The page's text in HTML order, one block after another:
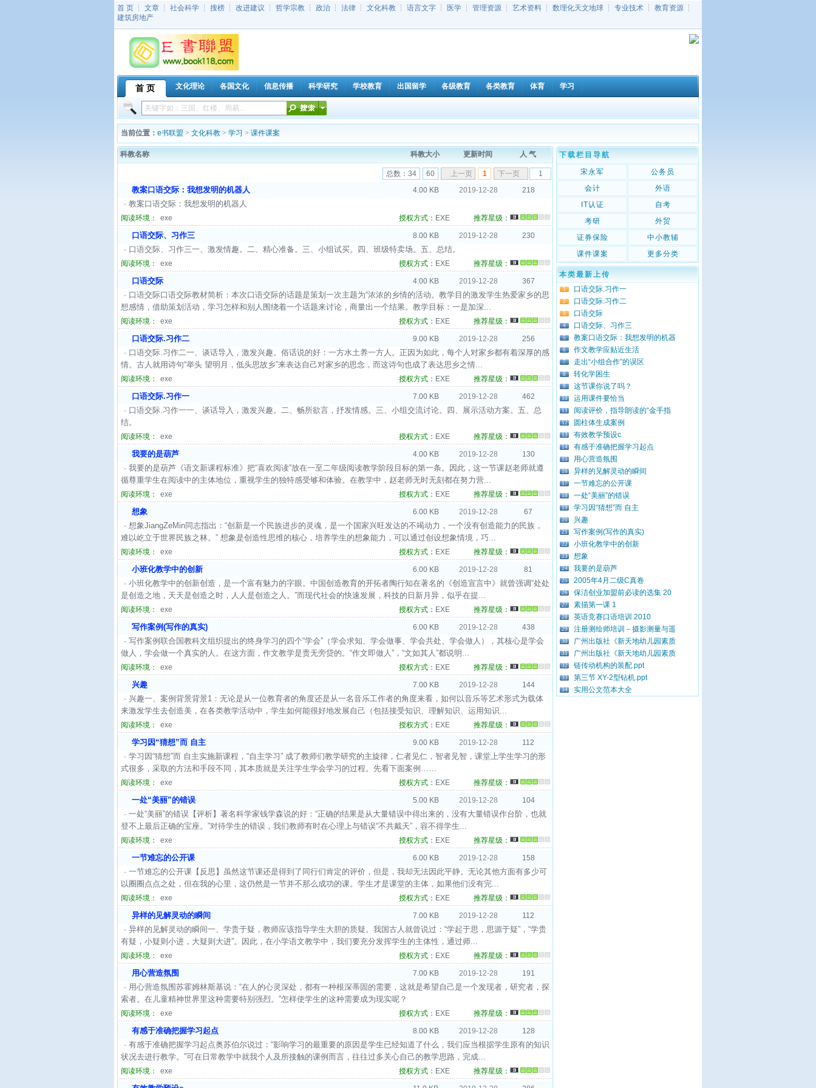
首 页 ┆ 文章 ┆ 社会科学 ┆ 搜榜 ┆ 改进建议 ┆ 哲学宗教 ┆ 政治 ┆ 法律 ┆ 文化科教 ┆ 语言文字 ┆ 医学 ┆ 管理资源 ┆ 艺术资料 ┆ 数理化天文地球 ┆ 专业技术 ┆ 教育资源 ┆
建筑房地产
首 页 文化理论 各国文化 信息传播 科学研究 学校教育 出国留学 各级教育 各类教育 体育 学习
当前位置： e书联盟 > 文化科教 > 学习 > 课件课案
科教名称 科教大小 更新时间 人 气
总数：34 60 上一页 1 下一页
教案口语交际：我想发明的机器人 4.00 KB 2019-12-28 218
· 教案口语交际：我想发明的机器人
阅读环境： exe 授权方式： EXE 推荐星级：
口语交际、习作三 8.00 KB 2019-12-28 230
· 口语交际、习作三一、激发情趣。二、精心准备。三、小组试买。四、班级特卖场。五、总结。
阅读环境： exe 授权方式： EXE 推荐星级：
口语交际 4.00 KB 2019-12-28 367
· 口语交际口语交际教材简析：本次口语交际的话题是策划一次主题为“浓浓的乡情的活动。教学目的激发学生热爱家乡的思
想感情，借助策划活动，学习怎样和别人围绕着一个话题来讨论，商量出一个结果。教学目标：一是加深...
阅读环境： exe 授权方式： EXE 推荐星级：
口语交际.习作二 9.00 KB 2019-12-28 256
· 口语交际.习作二一、谈话导入，激发兴趣。俗话说的好：一方水土养一方人。正因为如此，每个人对家乡都有着深厚的感
情。古人就用诗句“举头 望明月，低头思故乡”来表达自己对家乡的思念，而这诗句也成了表达思乡之情...
阅读环境： exe 授权方式： EXE 推荐星级：
口语交际.习作一 7.00 KB 2019-12-28 462
· 口语交际.习作一一、谈话导入，激发兴趣。二、畅所欲言，抒发情感。三、小组交流讨论。四、展示活动方案。五、总
结。
阅读环境： exe 授权方式： EXE 推荐星级：
我要的是葫芦 4.00 KB 2019-12-28 130
· 我要的是葫芦《语文新课程标准》把“喜欢阅读”放在一至二年级阅读教学阶段目标的第一条。因此，这一节课赵老师就遵
循尊重学生在阅读中的主体地位，重视学生的独特感受够和体验。在教学中，赵老师无时无刻都在努力营...
阅读环境： exe 授权方式： EXE 推荐星级：
想象 6.00 KB 2019-12-28 67
· 想象JiangZeMin同志指出：“创新是一个民族进步的灵魂，是一个国家兴旺发达的不竭动力，一个没有创造能力的民族，
难以屹立于世界民族之林。” 想象是创造性思维的核心，培养学生的想象能力，可以通过创设想象情境，巧...
阅读环境： exe 授权方式： EXE 推荐星级：
小班化教学中的创新 6.00 KB 2019-12-28 81
· 小班化教学中的创新创造，是一个富有魅力的字眼。中国创造教育的开拓者陶行知在著名的《创造宣言中》就曾强调“处处
是创造之地，天天是创造之时，人人是创造之人。”而现代社会的快速发展，科技的日新月异，似乎在提...
阅读环境： exe 授权方式： EXE 推荐星级：
写作案例(写作的真实) 6.00 KB 2019-12-28 438
· 写作案例联合国教科文组织提出的终身学习的四个“学会”（学会求知、学会做事、学会共处、学会做人），其核心是学会
做人，学会做一个真实的人。在这方面，作文教学是责无旁贷的。“作文即做人”，“文如其人”都说明...
阅读环境： exe 授权方式： EXE 推荐星级：
兴趣 7.00 KB 2019-12-28 144
· 兴趣一、案例背景背景1：无论是从一位教育者的角度还是从一名音乐工作者的角度来看，如何以音乐等艺术形式为载体
来激发学生去创造美，在各类教学活动中，学生如何能很好地发展自己（包括接受知识、理解知识、运用知识...
阅读环境： exe 授权方式： EXE 推荐星级：
学习因“猜想”而 自主 9.00 KB 2019-12-28 112
· 学习因“猜想”而 自主实施新课程，“自主学习” 成了教师们教学研究的主旋律，仁者见仁，智者见智，课堂上学生学习的形
式很多，采取的方法和手段不同，其本质就是关注学生学会学习的过程。先看下面案例……
阅读环境： exe 授权方式： EXE 推荐星级：
一处“美丽”的错误 5.00 KB 2019-12-28 104
· 一处“美丽”的错误【评析】著名科学家钱学森说的好：“正确的结果是从大量错误中得出来的，没有大量错误作台阶，也就
登不上最后正确的宝座。”对待学生的错误，我们教师有时在心理上与错误“不共戴天”，容不得学生...
阅读环境： exe 授权方式： EXE 推荐星级：
一节难忘的公开课 6.00 KB 2019-12-28 158
· 一节难忘的公开课【反思】虽然这节课还是得到了同行们肯定的评价，但是，我却无法因此平静。无论其他方面有多少可
以圈圈点点之处，但在我的心里，这仍然是一节并不那么成功的课。学生才是课堂的主体，如果他们没有完...
阅读环境： exe 授权方式： EXE 推荐星级：
异样的见解灵动的瞬间 7.00 KB 2019-12-28 112
· 异样的见解灵动的瞬间一、学贵于疑，教师应该指导学生大胆的质疑。我国古人就曾说过：“学起于思，思源于疑”，“学贵
有疑，小疑则小进，大疑则大进”。因此，在小学语文教学中，我们要充分发挥学生的主体性，通过师...
阅读环境： exe 授权方式： EXE 推荐星级：
用心营造氛围 7.00 KB 2019-12-28 191
· 用心营造氛围苏霍姆林斯基说：“在人的心灵深处，都有一种根深蒂固的需要，这就是希望自己是一个发现者，研究者，探
索者。在儿童精神世界里这种需要特别强烈。”怎样使学生的这种需要成为现实呢？
阅读环境： exe 授权方式： EXE 推荐星级：
有感于准确把握学习起点 8.00 KB 2019-12-28 128
· 有感于准确把握学习起点奥苏伯尔说过：“影响学习的最重要的原因是学生已经知道了什么，我们应当根据学生原有的知识
状况去进行教学。”可在日常教学中就我个人及所接触的课例而言，往往过多关心自己的教学思路，完成...
阅读环境： exe 授权方式： EXE 推荐星级：
下载栏目导航
宋永军
公务员
会计
外语
IT认证
自考
考研
外贸
证券保险
中小教辅
课件课案
更多分类
本类最新上传
1 口语交际.习作一
2 口语交际.习作二
3 口语交际
4 口语交际、习作三
5 教案口语交际：我想发明的机器
6 作文教学应贴近生活
7 走出“小组合作”的误区
8 转化学困生
9 这节课你说了吗？
10 运用课件要恰当
11 阅读评价，指导朗读的“金手指
12 圆柱体生成案例
13 有效教学预设c
14 有感于准确把握学习起点
15 用心营造氛围
16 异样的见解灵动的瞬间
17 一节难忘的公开课
18 一处“美丽”的错误
19 学习因“猜想”而 自主
20 兴趣
21 写作案例(写作的真实)
22 小班化教学中的创新
23 想象
24 我要的是葫芦
25 2005年4月二级C真卷
26 保洁创业加盟前必读的选集 20
27 素描第一课 1
28 英语竞赛口语培训 2010
29 注册测绘师培训－摄影测量与遥
30 广州出版社《新天地幼儿园素质
31 广州出版社《新天地幼儿园素质
32 链传动机构的装配.ppt
33 第三节 XY-2型钻机.ppt
34 实用公文范本大全